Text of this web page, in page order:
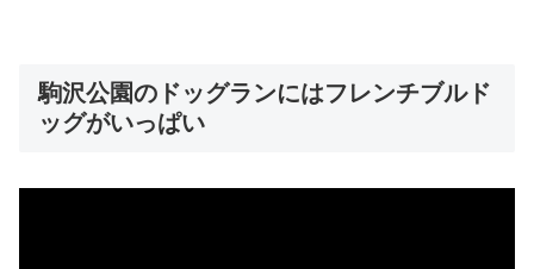
駒沢公園のドッグランにはフレンチブルド
ッグがいっぱい